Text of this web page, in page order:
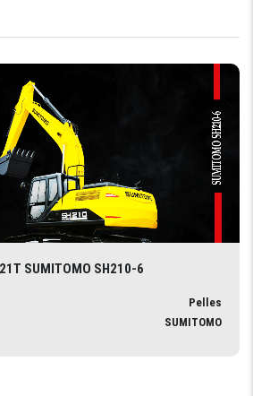
SUMITOMO SH210-6
Pelles
SUMITOMO